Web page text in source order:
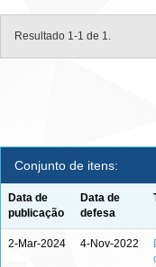
Resultado 1-1 de 1.
Conjunto de itens:
Data de
publicação
Data de
defesa
2-Mar-2024 4-Nov-2022